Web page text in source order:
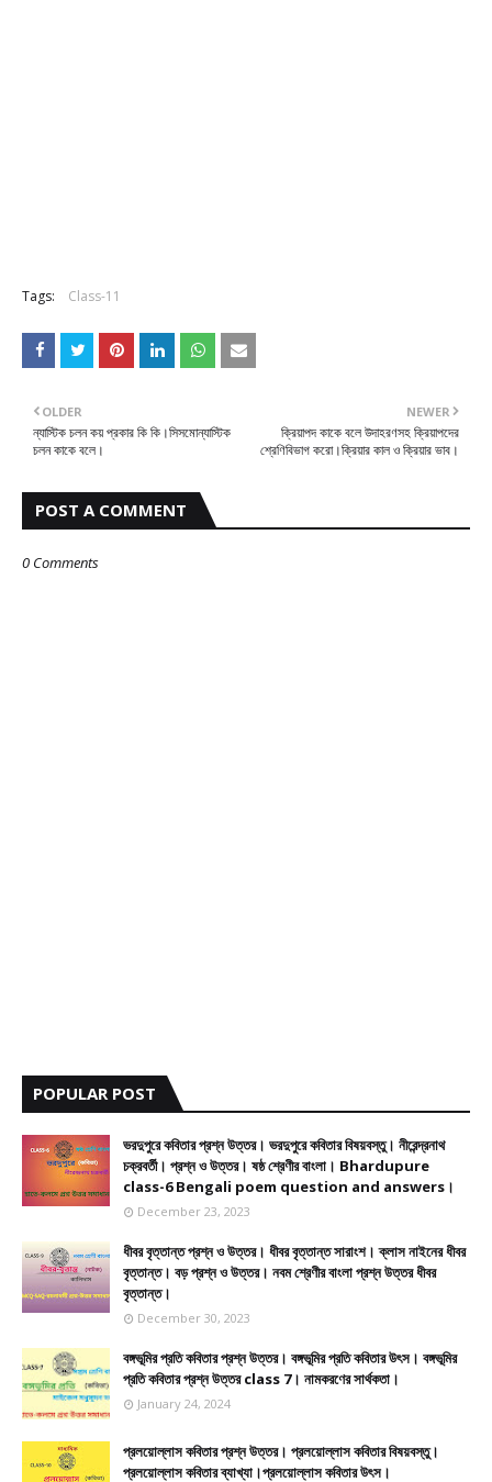
Tags: Class-11
NEWER
ক্রিয়াপদ কাকে বলে উদাহরণসহ ক্রিয়াপদের
শ্রেণিবিভাগ করো।ক্রিয়ার কাল ও ক্রিয়ার ভাব।
OLDER
ন্যাস্টিক চলন কয় প্রকার কি কি।সিসমোন্যাস্টিক
চলন কাকে বলে।
POST A COMMENT
0 Comments
POPULAR POST
ভরদুপুরে কবিতার প্রশ্ন উত্তর। ভরদুপুরে কবিতার বিষয়বস্তু। নীরেন্দ্রনাথ
চক্রবর্তী। প্রশ্ন ও উত্তর। ষষ্ঠ শ্রেণীর বাংলা। Bhardupure
class-6 Bengali poem question and answers।
December 23, 2023
ধীবর বৃত্তান্ত প্রশ্ন ও উত্তর। ধীবর বৃত্তান্ত সারাংশ। ক্লাস নাইনের ধীবর
বৃত্তান্ত। বড় প্রশ্ন ও উত্তর। নবম শ্রেণীর বাংলা প্রশ্ন উত্তর ধীবর
বৃত্তান্ত।
December 30, 2023
বঙ্গভূমির প্রতি কবিতার প্রশ্ন উত্তর। বঙ্গভূমির প্রতি কবিতার উৎস। বঙ্গভূমির
প্রতি কবিতার প্রশ্ন উত্তর class 7। নামকরণের সার্থকতা।
January 24, 2024
প্রলয়োল্লাস কবিতার প্রশ্ন উত্তর। প্রলয়োল্লাস কবিতার বিষয়বস্তু।
প্রলয়োল্লাস কবিতার ব্যাখ্যা।প্রলয়োল্লাস কবিতার উৎস।